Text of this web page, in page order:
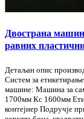
Двострана
равних
Детаљан опис
Систем за
машине: Машина за
1700мм Кс 1600мм
контејнер Подручје